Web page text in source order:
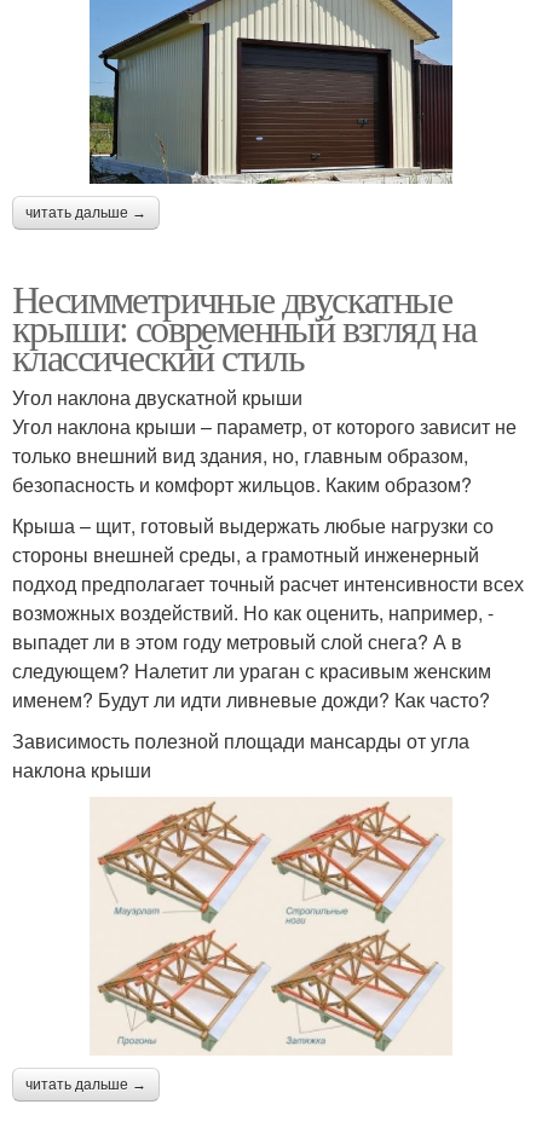
читать дальше →
Несимметричные двускатные
крыши: современный взгляд на
классический стиль
Угол наклона двускатной крыши
Угол наклона крыши – параметр, от которого зависит не
только внешний вид здания, но, главным образом,
безопасность и комфорт жильцов. Каким образом?
Крыша – щит, готовый выдержать любые нагрузки со
стороны внешней среды, а грамотный инженерный
подход предполагает точный расчет интенсивности всех
возможных воздействий. Но как оценить, например, -
выпадет ли в этом году метровый слой снега? А в
следующем? Налетит ли ураган с красивым женским
именем? Будут ли идти ливневые дожди? Как часто?
Зависимость полезной площади мансарды от угла
наклона крыши
читать дальше →